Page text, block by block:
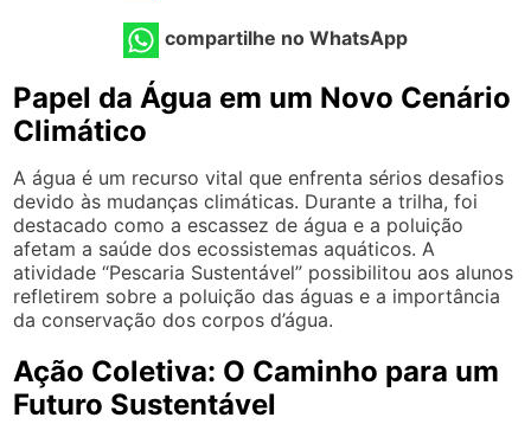
compartilhe no WhatsApp
Papel da Água em um Novo Cenário
Climático
A água é um recurso vital que enfrenta sérios desafios
devido às mudanças climáticas. Durante a trilha, foi
destacado como a escassez de água e a poluição
afetam a saúde dos ecossistemas aquáticos. A
atividade “Pescaria Sustentável” possibilitou aos alunos
refletirem sobre a poluição das águas e a importância
da conservação dos corpos d’água.
Ação Coletiva: O Caminho para um
Futuro Sustentável